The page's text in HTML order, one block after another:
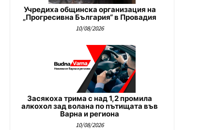
Учредиха общинска организация на
„Прогресивна България“ в Провадия
10/08/2026
Засякоха трима с над 1,2 промила
алкохол зад волана по пътищата във
Варна и региона
10/08/2026